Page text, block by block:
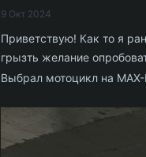
9 Окт 2024
Приветствую! Как то я
грызть желание
Выбрал мотоцикл на MAX-